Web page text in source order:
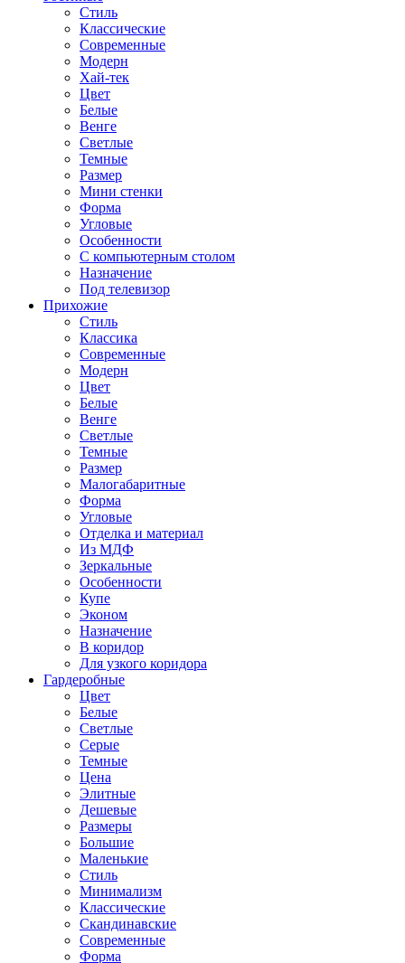
Стиль
Классические
Современные
Модерн
Хай-тек
Цвет
Белые
Венге
Светлые
Темные
Размер
Мини стенки
Форма
Угловые
Особенности
С компьютерным столом
Назначение
Под телевизор
Прихожие
Стиль
Классика
Современные
Модерн
Цвет
Белые
Венге
Светлые
Темные
Размер
Малогабаритные
Форма
Угловые
Отделка и материал
Из МДФ
Зеркальные
Особенности
Купе
Эконом
Назначение
В коридор
Для узкого коридора
Гардеробные
Цвет
Белые
Светлые
Серые
Темные
Цена
Элитные
Дешевые
Размеры
Большие
Маленькие
Стиль
Минимализм
Классические
Скандинавские
Современные
Форма